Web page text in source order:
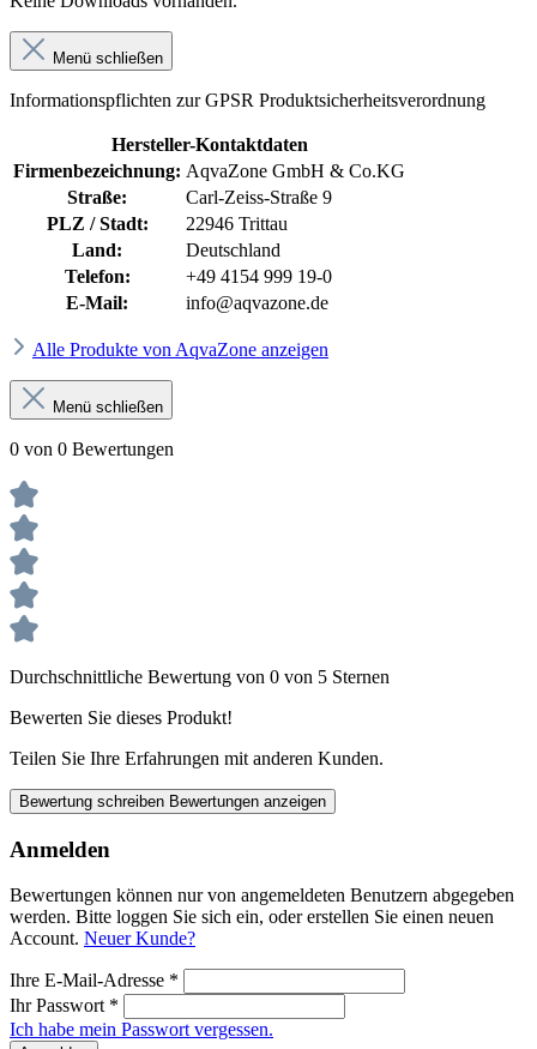
Menü schließen
Informationspflichten zur GPSR Produktsicherheitsverordnung
Hersteller-Kontaktdaten
Firmenbezeichnung: AqvaZone GmbH & Co.KG
Straße:
Carl-Zeiss-Straße 9
PLZ / Stadt:
22946 Trittau
Land:
Deutschland
Telefon:
+49 4154 999 19-0
E-Mail:
info@aqvazone.de
Alle Produkte von AqvaZone anzeigen
Menü schließen
0 von 0 Bewertungen
Durchschnittliche Bewertung von 0 von 5 Sternen
Bewerten Sie dieses Produkt!
Teilen Sie Ihre Erfahrungen mit anderen Kunden.
Bewertung schreiben Bewertungen anzeigen
Anmelden
Bewertungen können nur von angemeldeten Benutzern abgegeben
werden. Bitte loggen Sie sich ein, oder erstellen Sie einen neuen
Account. Neuer Kunde?
Ihre E-Mail-Adresse *
Ihr Passwort *
Ich habe mein Passwort vergessen.